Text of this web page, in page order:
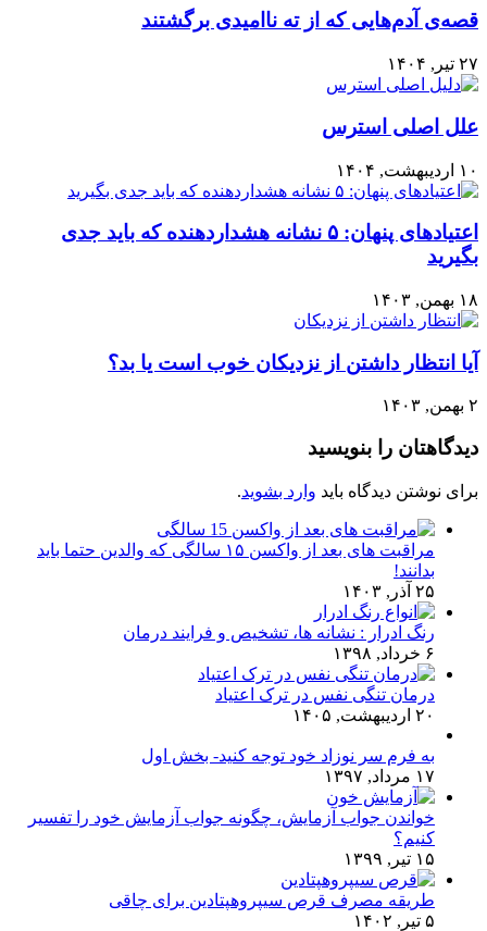
قصه‌ی آدم‌هایی که از ته ناامیدی برگشتند
۲۷ تیر, ۱۴۰۴
علل اصلی استرس
۱۰ اردیبهشت, ۱۴۰۴
اعتیادهای پنهان: ۵ نشانه هشداردهنده که باید جدی
بگیرید
۱۸ بهمن, ۱۴۰۳
آیا انتظار داشتن از نزدیکان خوب است یا بد؟
۲ بهمن, ۱۴۰۳
دیدگاهتان را بنویسید
برای نوشتن دیدگاه باید وارد بشوید.
مراقبت های بعد از واکسن ۱۵ سالگی که والدین حتما باید
بدانند!
۲۵ آذر, ۱۴۰۳
رنگ ادرار : نشانه ها، تشخیص و فرایند درمان
۶ خرداد, ۱۳۹۸
درمان تنگی نفس در ترک اعتیاد
۲۰ اردیبهشت, ۱۴۰۵
به فرم سر نوزاد خود توجه کنید- بخش اول
۱۷ مرداد, ۱۳۹۷
خواندن جواب آزمایش، چگونه جواب آزمایش خود را تفسیر
کنیم؟
۱۵ تیر, ۱۳۹۹
طریقه مصرف قرص سیپروهپتادین برای چاقی
۵ تیر, ۱۴۰۲